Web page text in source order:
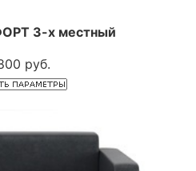
3-х местный
руб.